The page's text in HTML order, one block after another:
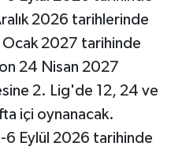
2026 tarihlerinde
Ocak 2027 tarihinde
24 Nisan 2027
2. Lig'de 12, 24 ve
içi oynanacak.
6 Eylül 2026 tarihinde